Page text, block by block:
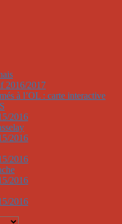
2016/2017
à l’OL : carte interactive
2016
2016
2016
2016
2016